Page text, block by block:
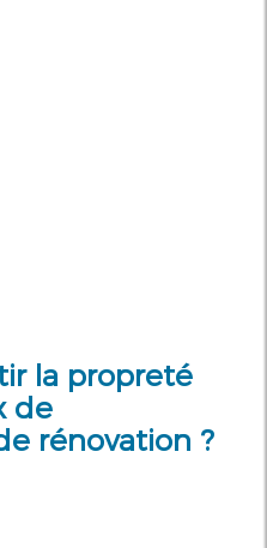
la propreté
de
rénovation ?